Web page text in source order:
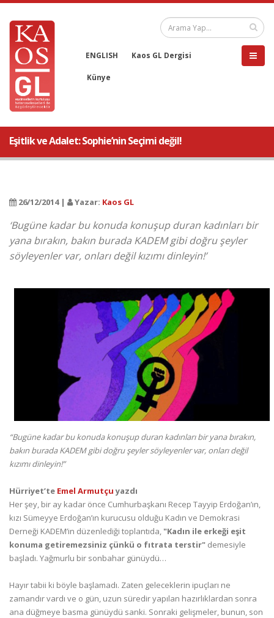
ENGLISH Kaos GL Dergisi
Künye
Eşitlik ve Adalet: Sophie’nin Seçimi değil!
26/12/2014 | Yazar: Kaos GL
‘Bugüne kadar bu konuda konuşup duran kadınları bir
yana bırakın, bakın burada KADEM gibi doğru şeyler
söyleyenler var, onları değil kızımı dinleyin!’
“Bugüne kadar bu konuda konuşup duran kadınları bir yana bırakın,
bakın burada KADEM gibi doğru şeyler söyleyenler var, onları değil
kızımı dinleyin!”
Hürriyet’te Emel Armutçuyazdı
Her şey, bir ay kadar önce Cumhurbaşkanı Recep Tayyip Erdoğan’ın,
kızı Sümeyye Erdoğan’ın kurucusu olduğu Kadın ve Demokrasi
Derneği KADEM’in düzenlediği toplantıda, "Kadın ile erkeği eşit
konuma getiremezsiniz çünkü o fıtrata terstir" demesiyle
başladı. Yağmurlu bir sonbahar günüydü…
Hayır tabii ki böyle başlamadı. Zaten geleceklerin ipuçları ne
zamandır vardı ve o gün, uzun süredir yapılan hazırlıklardan sonra
ana düğmeye basma günüydü sanki. Sonraki gelişmeler, bunun, son